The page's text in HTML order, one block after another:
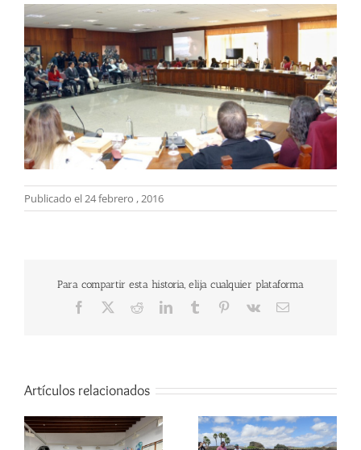
Publicado el 24 febrero , 2016
Para compartir esta historia, elija cualquier plataforma
Facebook RedditLinkedInTumblr Pinterest
Vk
Correo
Artículos relacionados